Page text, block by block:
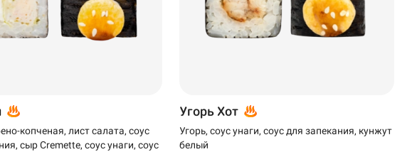
копченая, лист салата, соус
сыр Cremette, соус унаги, соус
Угорь Хот
Угорь, соус унаги, соус для запекания, кунжут
белый